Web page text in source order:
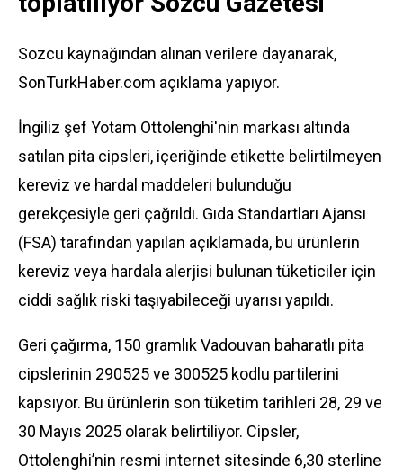
Sozcu kaynağından alınan verilere dayanarak,
SonTurkHaber.com açıklama yapıyor.
İngiliz şef Yotam Ottolenghi'nin markası altında
satılan pita cipsleri, içeriğinde etikette belirtilmeyen
kereviz ve hardal maddeleri bulunduğu
gerekçesiyle geri çağrıldı. Gıda Standartları Ajansı
(FSA) tarafından yapılan açıklamada, bu ürünlerin
kereviz veya hardala alerjisi bulunan tüketiciler için
ciddi sağlık riski taşıyabileceği uyarısı yapıldı.
Geri çağırma, 150 gramlık Vadouvan baharatlı pita
cipslerinin 290525 ve 300525 kodlu partilerini
kapsıyor. Bu ürünlerin son tüketim tarihleri 28, 29 ve
30 Mayıs 2025 olarak belirtiliyor. Cipsler,
Ottolenghi’nin resmi internet sitesinde 6,30 sterline